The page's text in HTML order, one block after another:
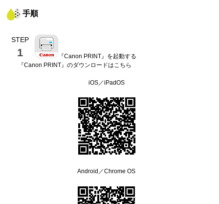
手順
STEP
1 『Canon PRINT 』を起動する
『Canon PRINT 』のダウンロードはこちら
iOS／iPadOS
Android ／Chrome OS